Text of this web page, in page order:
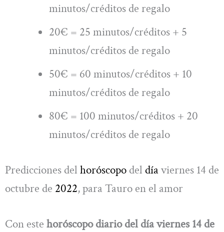
minutos/créditos de regalo
20€ = 25 minutos/créditos + 5
minutos/créditos de regalo
50€ = 60 minutos/créditos + 10
minutos/créditos de regalo
80€ = 100 minutos/créditos + 20
minutos/créditos de regalo
Predicciones del horóscopo del díaviernes 14 de
octubre de 2022, para Tauro en el amor
Con este horóscopo diario del día viernes 14 de